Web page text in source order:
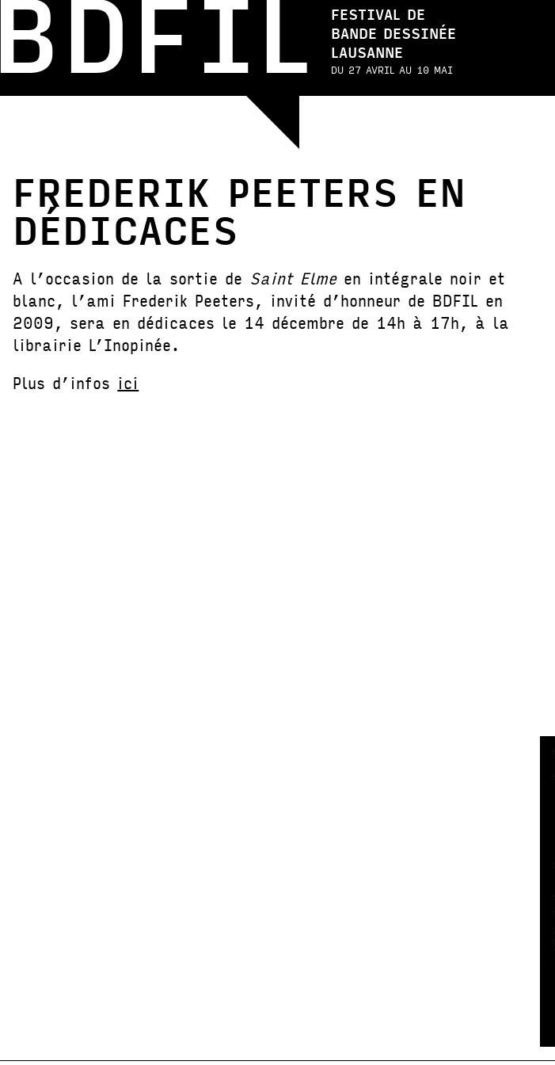
FESTIVAL DE
BANDE DESSINÉE
LAUSANNE
DU 27 AVRIL AU 10 MAI
FREDERIK PEETERS EN
DÉDICACES
A l’occasion de la sortie de Saint Elmeen intégrale noir et
blanc, l’ami Frederik Peeters, invité d’honneur de BDFIL en
2009, sera en dédicaces le 14 décembre de 14h à 17h, à la
librairie L’Inopinée.
Plus d’infos ici